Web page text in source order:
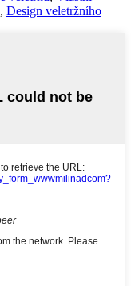
, Design veletržního